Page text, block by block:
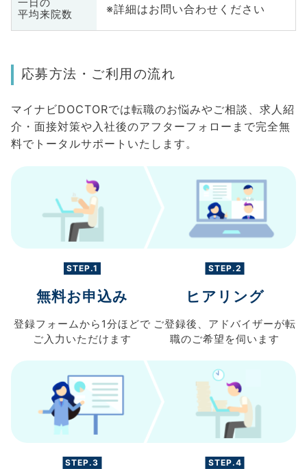
一日の
平均来院数
※詳細はお問い合わせください
応募方法・ご利用の流れ
マイナビDOCTORでは転職のお悩みやご相談、求人紹
介・面接対策や入社後のアフターフォローまで完全無
料でトータルサポートいたします。
STEP.1
無料お申込み
登録フォームから 1分ほどで
ご入力 いただけます
STEP.2
ヒアリング
ご登録後、 アドバイザーが転
職のご希望を伺います
STEP.3 STEP.4